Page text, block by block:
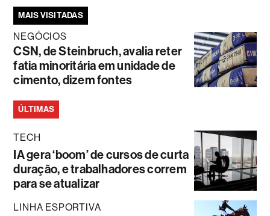
MAIS VISITADAS
NEGÓCIOS
CSN, de Steinbruch, avalia reter
fatia minoritária em unidade de
cimento, dizem fontes
ÚLTIMAS
TECH
IA gera ‘boom’ de cursos de curta
duração, e trabalhadores correm
para se atualizar
LINHA ESPORTIVA